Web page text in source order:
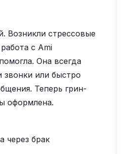
Возникли стрессовые
с Ami
Она всегда
звонки или быстро
Теперь грин-
оформлена.
через брак